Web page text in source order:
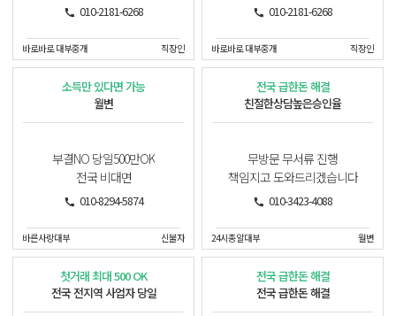
010-2181-6268
바로바로 대부중개 직장인
010-2181-6268
바로바로 대부중개 직장인
소득만 있다면 가능
월변
부결NO 당일500만OK
전국 비대면
010-8294-5874
바른사랑대부 신불자
전국 급한돈 해결
친절한상담높은승인율
무방문 무서류 진행
책임지고 도와드리겠습니다
010-3423-4088
24시총알대부 월변
첫거래 최대 500 OK
전국 전지역 사업자 당일
전국 급한돈 해결
전국 급한돈 해결